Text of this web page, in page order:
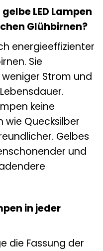
LED Lampen
Glühbirnen?
energieeffizienter
Sie
Strom und
keine
wie Quecksilber
Gelbes
und
in jeder
die Fassung der